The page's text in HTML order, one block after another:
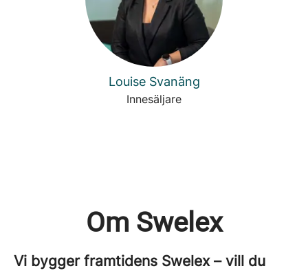
Louise Svanäng
Innesäljare
Om Swelex
Vi bygger framtidens Swelex – vill du